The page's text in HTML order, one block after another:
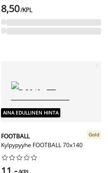
8,50/KPL
AINA EDULLINEN HINTA
FOOTBALL
Kylpypyyhe FOOTBALL 70x140
Gold





